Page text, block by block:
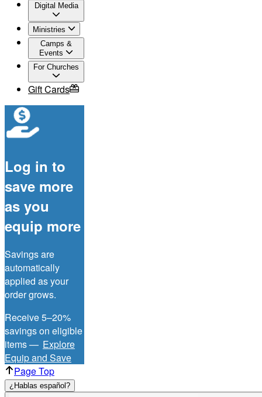
Digital Media
Ministries
Camps &
Events
For Churches
Gift Cards
Log in to
save more
as you
equip more
Savings are
automatically
applied as your
order grows.
Receive 5–20%
savings on eligible
items — Explore
Equip and Save
Page Top
¿Hablas español?